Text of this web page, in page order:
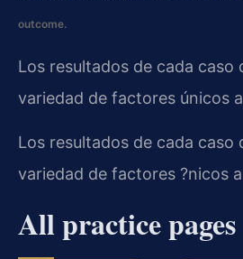
outcome.
Los resultados de cada caso
variedad de factores únicos
Los resultados de cada caso
variedad de factores ?nicos
All practice pages